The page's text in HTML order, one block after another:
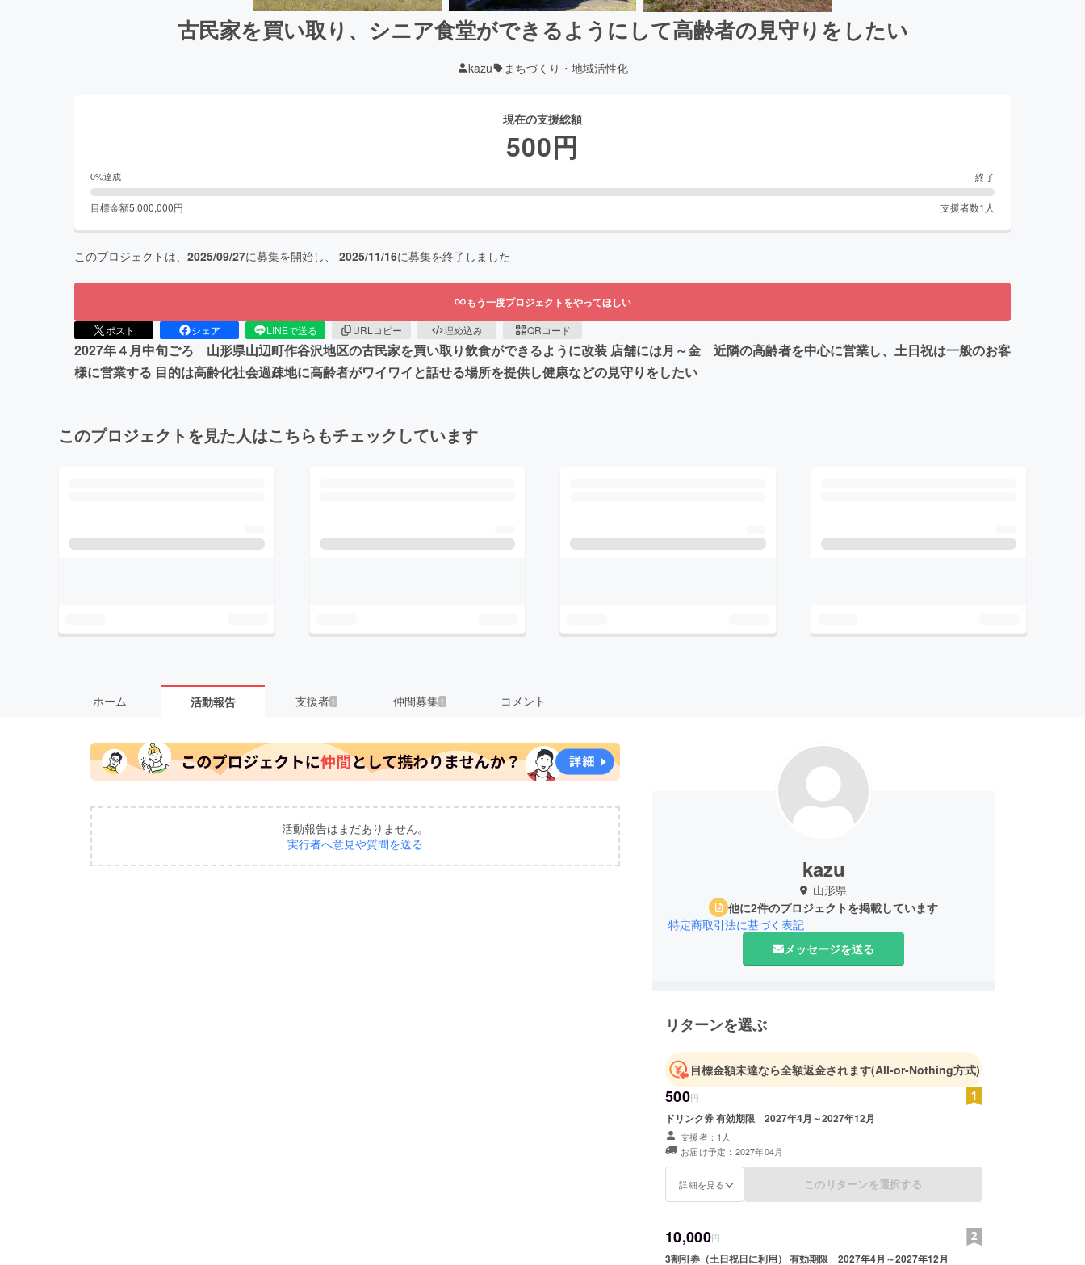
古民家を買い取り、シニア食堂ができるようにして高齢者の見守りをしたい
kazu まちづくり・地域活性化
現在の支援総額
500円
0%達成 終了
目標金額5,000,000円 支援者数1 人
このプロジェクトは、 2025/09/27に募集を開始し、 2025/11/16に募集を終了しました
もう一度プロジェクトをやってほしい
ポスト シェア LINEで送る URLコピー 埋め込み QRコード
2027年４月中旬ごろ 山形県山辺町作谷沢地区の古民家を買い取り飲食ができるように改装 店舗には月～金 近隣の高齢者を中心に営業し、土日祝は一般のお客
様に営業する 目的は高齢化社会過疎地に高齢者がワイワイと話せる場所を提供し健康などの見守りをしたい
このプロジェクトを見た人はこちらもチェックしています
ホーム 活動報告 支援者 1 仲間募集 1 コメント
活動報告はまだありません。
実行者へ意見や質問を送る
kazu
山形県
他に2件のプロジェクトを掲載しています
特定商取引法に基づく表記
メッセージを送る
リターンを選ぶ
目標金額未達なら全額返金されます(All-or-Nothing方式)
500円
ドリンク券 有効期限 2027年4月～2027年12月
支援者：1人
お届け予定：2027年04月
詳細を見る このリターンを選択する
10,000円
3割引券（土日祝日に利用） 有効期限 2027年4月～2027年12月